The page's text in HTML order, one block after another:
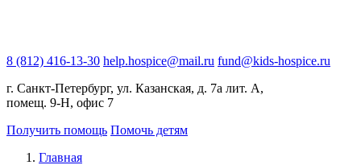
8 (812) 416-13-30 help.hospice@mail.ru fund@kids-hospice.ru
г. Санкт-Петербург, ул. Казанская, д. 7а лит. А,
помещ. 9-Н, офис 7
Получить помощь Помочь детям
Главная